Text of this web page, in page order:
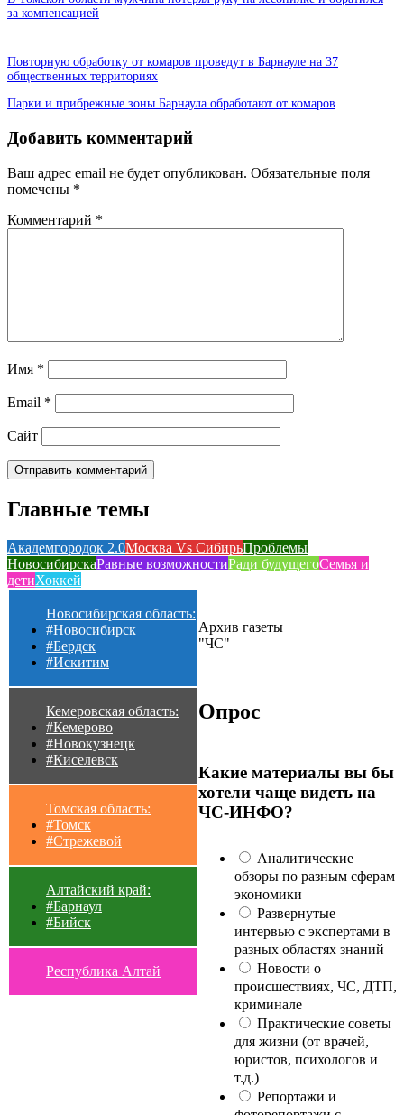
за компенсацией
Повторную обработку от комаров проведут в Барнауле на 37
общественных территориях
Парки и прибрежные зоны Барнаула обработают от комаров
Добавить комментарий
Ваш адрес email не будет опубликован. Обязательные поля
помечены *
Комментарий *
Имя *
Email *
Сайт
Главные темы
Академгородок 2.0Москва Vs СибирьПроблемы
НовосибирскаРавные возможностиРади будущегоСемья и
детиХоккей
Новосибирская область:
#Новосибирск
#Бердск
#Искитим
Кемеровская область:
#Кемерово
#Новокузнецк
#Киселевск
Томская область:
#Томск
#Стрежевой
Алтайский край:
#Барнаул
#Бийск
Республика Алтай
Архив газеты
"ЧС"
Опрос
Какие материалы вы бы
хотели чаще видеть на
ЧС-ИНФО?
Аналитические
обзоры по разным сферам
экономики
Развернутые
интервью с экспертами в
разных областях знаний
Новости о
происшествиях, ЧС, ДТП,
криминале
Практические советы
для жизни (от врачей,
юристов, психологов и
т.д.)
Репортажи и